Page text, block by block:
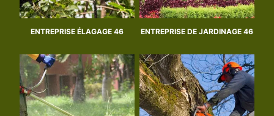
ENTREPRISE ÉLAGAGE 46 ENTREPRISE DE JARDINAGE 46